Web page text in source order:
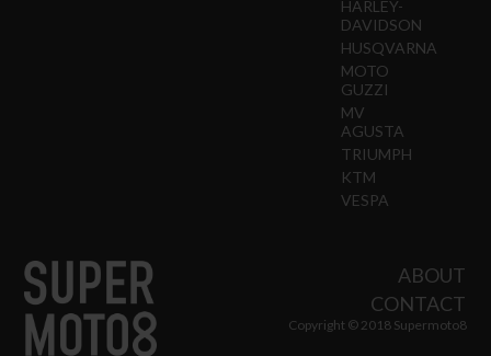
HARLEY-
DAVIDSON
HUSQVARNA
MOTO
GUZZI
MV
AGUSTA
TRIUMPH
KTM
VESPA
ABOUT
CONTACT
Copyright © 2018 Supermoto8